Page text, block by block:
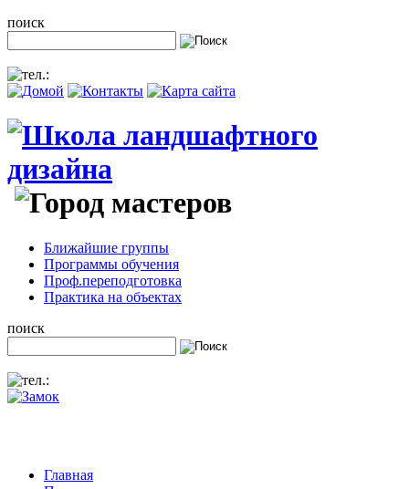
поиск
Ближайшие группы
Программы обучения
Проф.переподготовка
Практика на объектах
поиск
Главная